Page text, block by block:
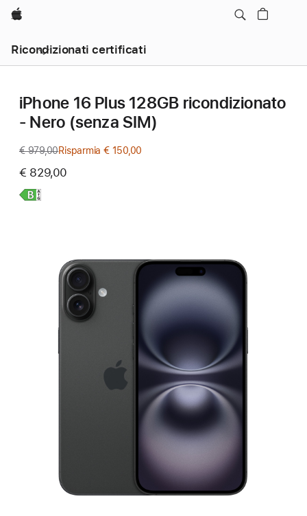
Apple
Ricondizionati certificati
iPhone 16 Plus 128GB ricondizionato
- Nero (senza SIM)
€ 979,00Prezzo
Risparmia € 150,00
€ 829,00
Scopri